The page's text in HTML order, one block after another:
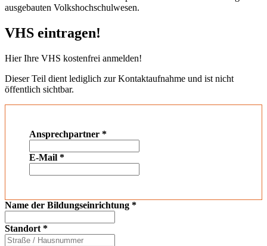
ausgebauten Volkshochschulwesen.
VHS eintragen!
Hier Ihre VHS kostenfrei anmelden!
Dieser Teil dient lediglich zur Kontaktaufnahme und ist nicht
öffentlich sichtbar.
Ansprechpartner *
E-Mail *
Name der Bildungseinrichtung *
Standort *